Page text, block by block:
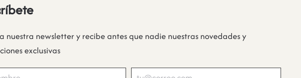
nuestra newsletter y recibe antes que nadie nuestras novedades y
exclusivas